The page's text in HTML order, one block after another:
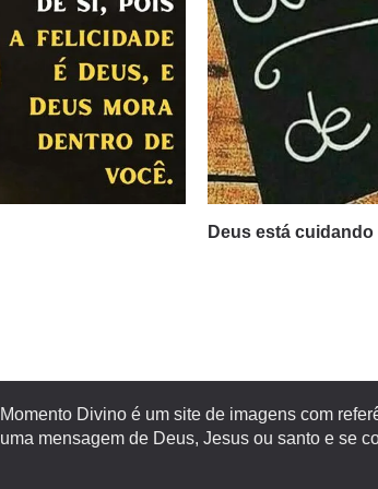
Deus está
Momento Divino é um site de imagens com
uma mensagem de Deus, Jesus ou santo e se